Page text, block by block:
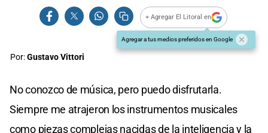
+ Agregar El Litoral en
Agregar a tus medios preferidos en Google
Por:Gustavo Vittori
No conozco de música, pero puedo disfrutarla.
Siempre me atrajeron los instrumentos musicales
como piezas complejas nacidas de la inteligencia y la